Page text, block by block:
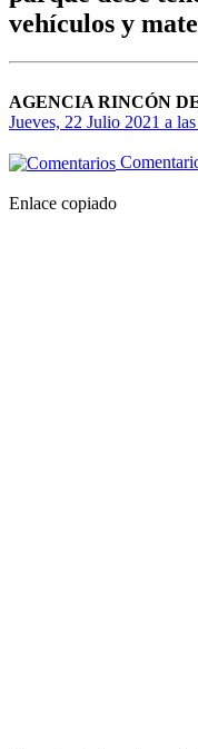
vehículos y
AGENCIA RINCÓN
Jueves, 22 Julio 2021 a
Enlace copiado